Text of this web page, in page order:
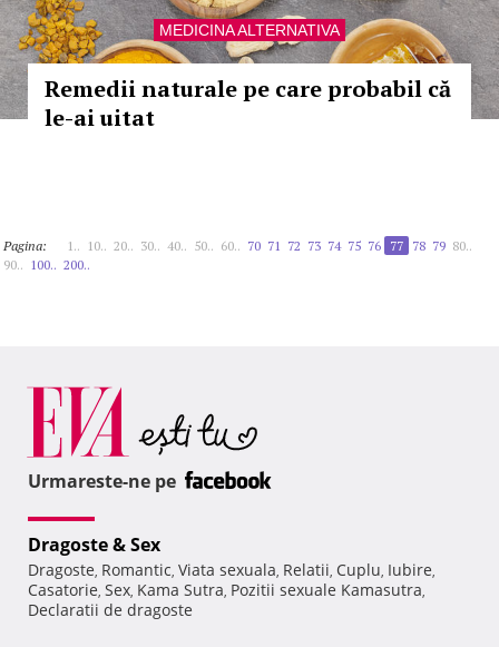
MEDICINA ALTERNATIVA
Remedii naturale pe care probabil că
le-ai uitat
Pagina: 1.. 10.. 20.. 30.. 40.. 50.. 60.. 70 71 72 73 74 75 76 77 78 79 80..
90.. 100.. 200..
Urmareste-ne pe
Dragoste & Sex
Dragoste, Romantic, Viata sexuala, Relatii, Cuplu, Iubire,
Casatorie, Sex, Kama Sutra, Pozitii sexuale Kamasutra,
Declaratii de dragoste